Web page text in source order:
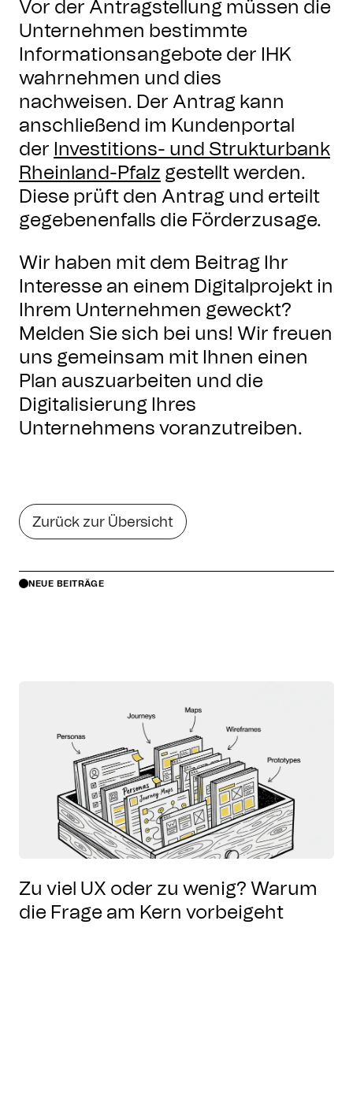
Vor der Antragstellung müssen die
Unternehmen bestimmte
Informationsangebote der IHK
wahrnehmen und dies
nachweisen. Der Antrag kann
anschließend im Kundenportal
der Investitions- und Strukturbank
Rheinland-Pfalz gestellt werden.
Diese prüft den Antrag und erteilt
gegebenenfalls die Förderzusage.
Wir haben mit dem Beitrag Ihr
Interesse an einem Digitalprojekt in
Ihrem Unternehmen geweckt?
Melden Sie sich bei uns! Wir freuen
uns gemeinsam mit Ihnen einen
Plan auszuarbeiten und die
Digitalisierung Ihres
Unternehmens voranzutreiben.
Zurück zur Übersicht
NEUE BEITRÄGE
Zu viel UX oder zu wenig? Warum
die Frage am Kern vorbeigeht